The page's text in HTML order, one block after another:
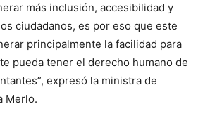
más inclusión, accesibilidad y
ciudadanos, es por eso que este
principalmente la facilidad para
pueda tener el derecho humano de
expresó la ministra de
Merlo.